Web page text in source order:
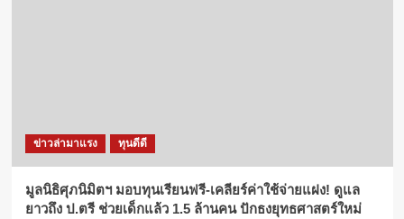
ข่าวล่ามาแรง ทุนดีดี
มูลนิธิศุภนิมิตฯ มอบทุนเรียนฟรี-เคลียร์ค่าใช้จ่ายแฝง! ดูแล
ยาวถึง ป.ตรี ช่วยเด็กแล้ว 1.5 ล้านคน ปักธงยุทธศาสตร์ใหม่